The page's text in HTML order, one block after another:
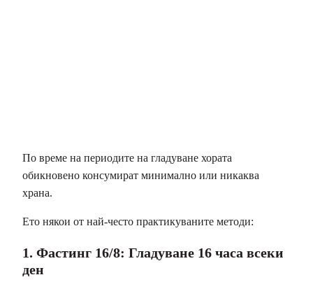
По време на периодите на гладуване хората
обикновено консумират минимално или никаква
храна.
Ето някои от най-често практикуваните методи:
1. Фастинг 16/8: Гладуване 16 часа всеки
ден